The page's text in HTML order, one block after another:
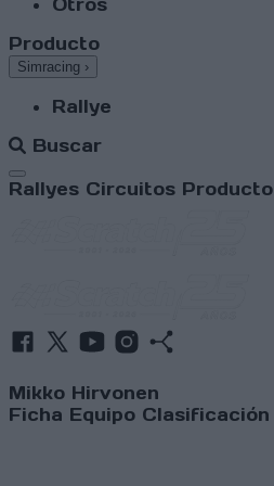
Otros
Producto
Simracing ›
Rallye
Buscar
Abrir menú
Rallyes Circuitos Producto
Mikko Hirvonen
Ficha Equipo Clasificación